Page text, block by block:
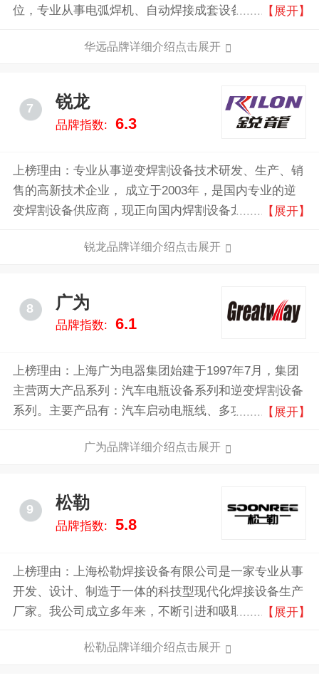
位，专业从事电弧焊机、自动焊接成套设备及数控切割
【展开】
华远品牌详细介绍点击展开
7 锐龙
品牌指数: 6.3
上榜理由：专业从事逆变焊割设备技术研发、生产、销
售的高新技术企业， 成立于2003年，是国内专业的逆
变焊割设备供应商，现正向国内焊割设备龙头企业和国
【展开】
锐龙品牌详细介绍点击展开
8 广为
品牌指数: 6.1
上榜理由：上海广为电器集团始建于1997年7月，集团
主营两大产品系列：汽车电瓶设备系列和逆变焊割设备
系列。主要产品有：汽车启动电瓶线、多功能汽车应急
电焊机、等离子切割机等。客户遍布全球，已经与世界
及主要世界同行的制造商建立了良好的业务往来及技术
合作。
【展开】
广为品牌详细介绍点击展开
9 松勒
品牌指数: 5.8
上榜理由：上海松勒焊接设备有限公司是一家专业从事
开发、设计、制造于一体的科技型现代化焊接设备生产
厂家。我公司成立多年来，不断引进和吸取国内外先进
ZX7直流焊机、WS氩弧焊机、NB气保焊机、LGK等离
【展开】
松勒品牌详细介绍点击展开